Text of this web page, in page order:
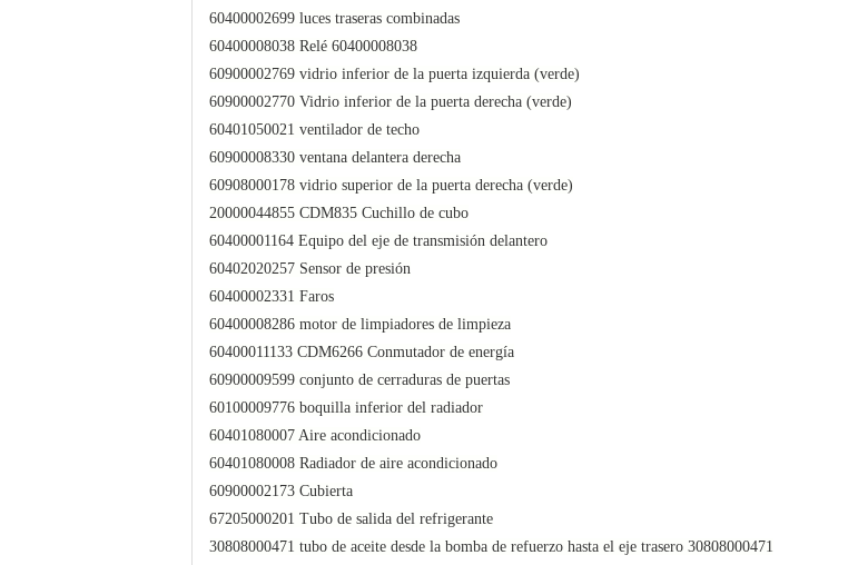
60400002699 luces traseras combinadas
60400008038 Relé 60400008038
60900002769 vidrio inferior de la puerta izquierda (verde)
60900002770 Vidrio inferior de la puerta derecha (verde)
60401050021 ventilador de techo
60900008330 ventana delantera derecha
60908000178 vidrio superior de la puerta derecha (verde)
20000044855 CDM835 Cuchillo de cubo
60400001164 Equipo del eje de transmisión delantero
60402020257 Sensor de presión
60400002331 Faros
60400008286 motor de limpiadores de limpieza
60400011133 CDM6266 Conmutador de energía
60900009599 conjunto de cerraduras de puertas
60100009776 boquilla inferior del radiador
60401080007 Aire acondicionado
60401080008 Radiador de aire acondicionado
60900002173 Cubierta
67205000201 Tubo de salida del refrigerante
30808000471 tubo de aceite desde la bomba de refuerzo hasta el eje trasero 30808000471